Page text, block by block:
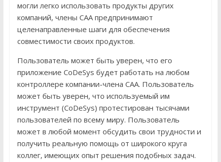
могли легко использовать продукты других
компаний, члены CAA предпринимают
целенаправленные шаги для обеспечения
совместимости своих продуктов.
Пользователь может быть уверен, что его
приложение CoDeSys будет работать на любом
контроллере компании-члена CAA. Пользователь
может быть уверен, что используемый им
инструмент (CoDeSys) протестирован тысячами
пользователей по всему миру. Пользователь
может в любой момент обсудить свои трудности и
получить реальную помощь от широкого круга
коллег, имеющих опыт решения подобных задач.